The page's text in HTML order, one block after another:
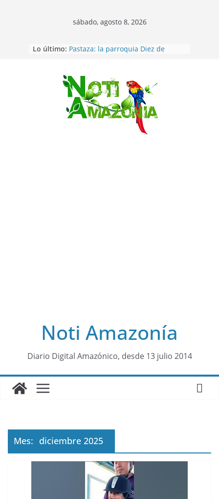
Saltar
al
sábado, agosto 8, 2026
Lo último: Pastaza: la parroquia Diez de
Napo: presunto sicariato en cantón
Archidona
Ecuador: dos jóvenes de 22 años
desaparecidos fueron encontrados
muertos en Puerto lopez
Sentencian a 34 años de prisión a
implicados en caso de Alison,
Noti Amazonía
Diario Digital Amazónico, desde 13 julio 2014
Mes: diciembre 2025